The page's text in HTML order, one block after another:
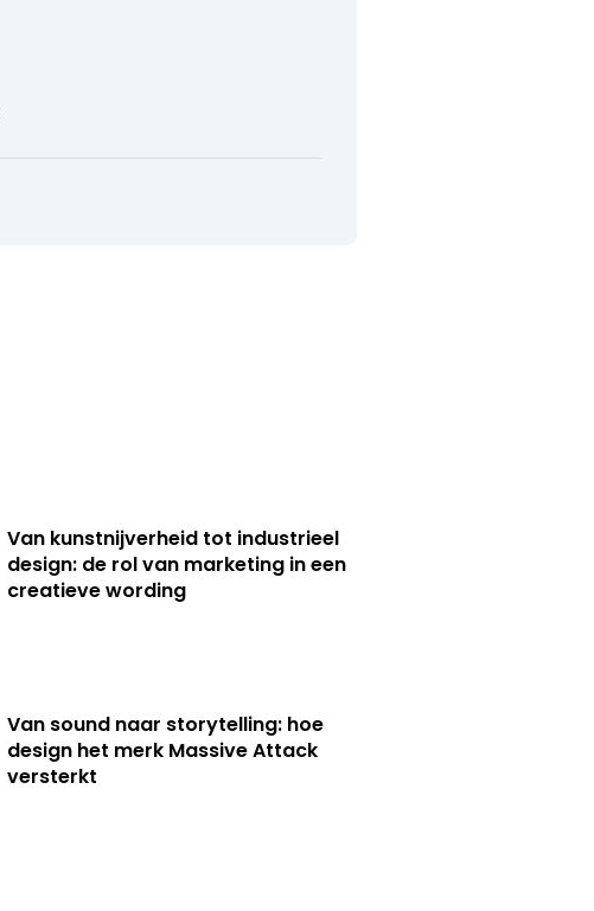
Van kunstnijverheid tot industrieel
design: de rol van marketing in een
creatieve wording
Van sound naar storytelling: hoe
design het merk Massive Attack
versterkt